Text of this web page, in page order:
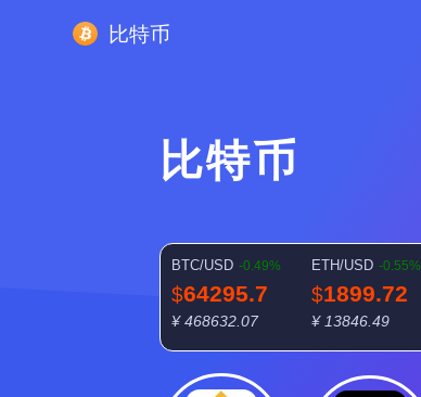
比特币
比特币
BTC/USD -0.49%
$64295.7
¥ 468632.07
ETH/USD -0.55%
$1899.72
¥ 13846.49